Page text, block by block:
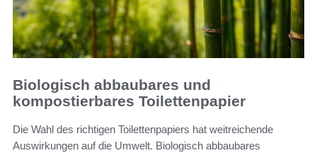
Biologisch abbaubares und
kompostierbares Toilettenpapier
Die Wahl des richtigen Toilettenpapiers hat weitreichende
Auswirkungen auf die Umwelt. Biologisch abbaubares